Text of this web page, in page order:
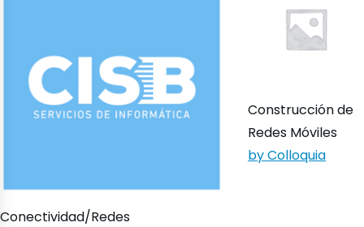
Conectividad/Redes
Construcción de
Redes Móviles
by Colloquia